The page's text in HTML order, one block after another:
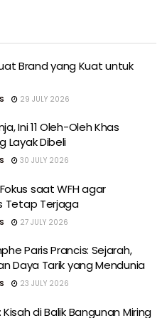
Brand yang Kuat untuk
29 JULY 2026
Ini 11 Oleh-Oleh Khas
Layak Dibeli
30 JULY 2026
saat WFH agar
Tetap Terjaga
27 JULY 2026
Paris Prancis: Sejarah,
Daya Tarik yang Mendunia
23 JULY 2026
di Balik Bangunan Miring